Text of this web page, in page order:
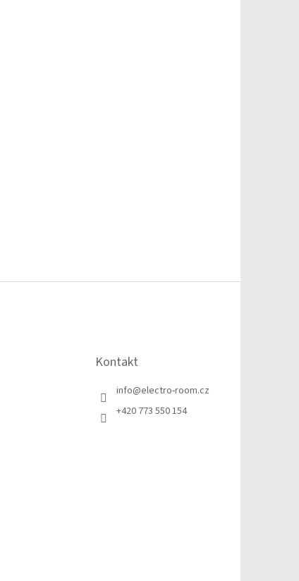
Kontakt
info@electro-room.cz
+420 773 550 154